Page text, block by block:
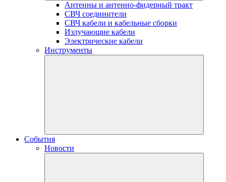
Антенны и антенно-фидерный тракт
СВЧ соединители
СВЧ кабели и кабельные сборки
Излучающие кабели
Электрические кабели
Инструменты
События
Новости